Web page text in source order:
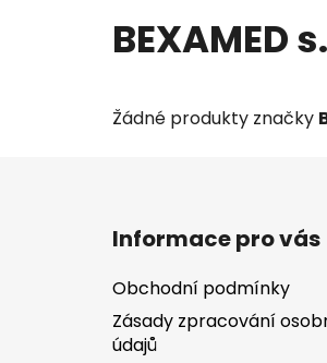
BEXAMED
Žádné produkty značky
Informace pro vás
Obchodní podmínky
Zásady zpracování
údajů